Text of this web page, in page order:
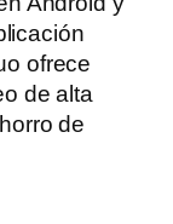
ofrece
de alta
de